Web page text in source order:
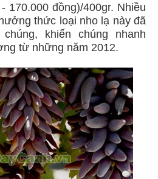
170.000 đồng)/400gr. Nhiều
thức loại nho lạ này đã
khiến chúng nhanh
từ những năm 2012.